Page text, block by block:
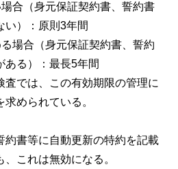
合（身元保証契約書、誓約書
い）：原則3年間
場合（身元保証契約書、誓約
ある）：最長5年間
査では、この有効期限の管理に
められている。
約書等に自動更新の特約を記載
これは無効になる。